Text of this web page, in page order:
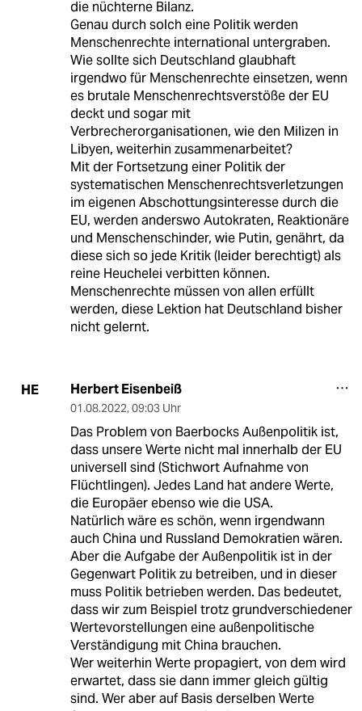
die nüchterne Bilanz.
Genau durch solch eine Politik werden
Menschenrechte international untergraben.
Wie sollte sich Deutschland glaubhaft
irgendwo für Menschenrechte einsetzen, wenn
es brutale Menschenrechtsverstöße der EU
deckt und sogar mit
Verbrecherorganisationen, wie den Milizen in
Libyen, weiterhin zusammenarbeitet?
Mit der Fortsetzung einer Politik der
systematischen Menschenrechtsverletzungen
im eigenen Abschottungsinteresse durch die
EU, werden anderswo Autokraten, Reaktionäre
und Menschenschinder, wie Putin, genährt, da
diese sich so jede Kritik (leider berechtigt) als
reine Heuchelei verbitten können.
Menschenrechte müssen von allen erfüllt
werden, diese Lektion hat Deutschland bisher
nicht gelernt.
HE Herbert Eisenbeiß
01.08.2022, 09:03 Uhr
Das Problem von Baerbocks Außenpolitik ist,
dass unsere Werte nicht mal innerhalb der EU
universell sind (Stichwort Aufnahme von
Flüchtlingen). Jedes Land hat andere Werte,
die Europäer ebenso wie die USA.
Natürlich wäre es schön, wenn irgendwann
auch China und Russland Demokratien wären.
Aber die Aufgabe der Außenpolitik ist in der
Gegenwart Politik zu betreiben, und in dieser
muss Politik betrieben werden. Das bedeutet,
dass wir zum Beispiel trotz grundverschiedener
Wertevorstellungen eine außenpolitische
Verständigung mit China brauchen.
Wer weiterhin Werte propagiert, von dem wird
erwartet, dass sie dann immer gleich gültig
sind. Wer aber auf Basis derselben Werte